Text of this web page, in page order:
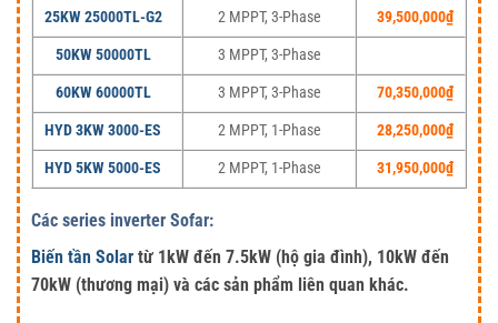
25KW 25000TL-G2 2 MPPT, 3-Phase 39,500,000₫
50KW 50000TL
3 MPPT, 3-Phase
60KW 60000TL
3 MPPT, 3-Phase 70,350,000₫
HYD 3KW 3000-ES
2 MPPT, 1-Phase 28,250,000₫
HYD 5KW 5000-ES
2 MPPT, 1-Phase 31,950,000₫
Các series inverter Sofar:
Biến tần Solar từ 1kW đến 7.5kW (hộ gia đình), 10kW đến
70kW (thương mại) và các sản phẩm liên quan khác.